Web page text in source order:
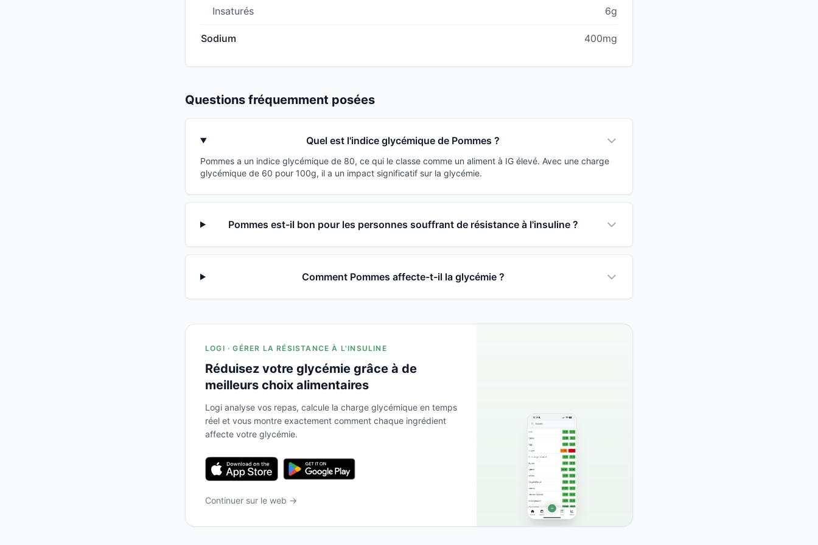
Insaturés 6g
Sodium 400mg
Questions fréquemment posées
Quel est l'indice glycémique de Pommes ?
Pommes a un indice glycémique de 80, ce qui le classe comme un aliment à IG élevé. Avec une charge
glycémique de 60 pour 100g, il a un impact significatif sur la glycémie.
Pommes est-il bon pour les personnes souffrant de résistance à l'insuline ?
Comment Pommes affecte-t-il la glycémie ?
LOGI · GÉRER LA RÉSISTANCE À L'INSULINE
Réduisez votre glycémie grâce à de
meilleurs choix alimentaires
Logi analyse vos repas, calcule la charge glycémique en temps
réel et vous montre exactement comment chaque ingrédient
affecte votre glycémie.
Continuer sur le web →